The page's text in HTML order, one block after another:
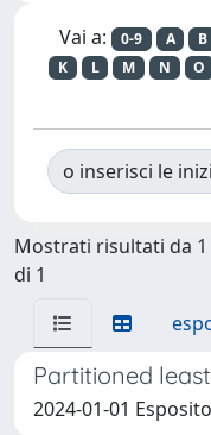
Vai a: 0-9 A B
K
L M N O
o inserisci le
Mostrati risultati da 1
di 1
Partitioned
2024-01-01